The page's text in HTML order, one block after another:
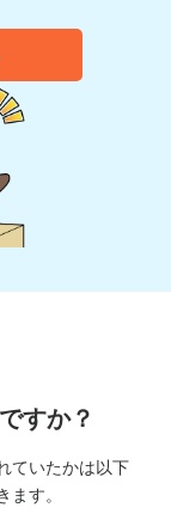
すか？
ていたかは以下
ます。